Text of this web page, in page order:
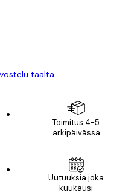
täältä
Toimitus 4-5
arkipäivässä
Uutuuksia joka
kuukausi